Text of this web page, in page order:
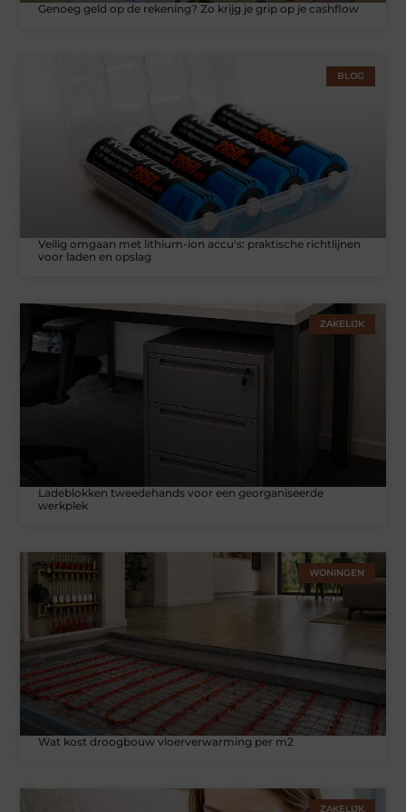
Genoeg geld op de rekening? Zo krijg je grip op je cashflow
BLOG
Veilig omgaan met lithium-ion accu's: praktische richtlijnen
voor laden en opslag
ZAKELIJK
Ladeblokken tweedehands voor een georganiseerde
werkplek
WONINGEN
Wat kost droogbouw vloerverwarming per m2
ZAKELIJK